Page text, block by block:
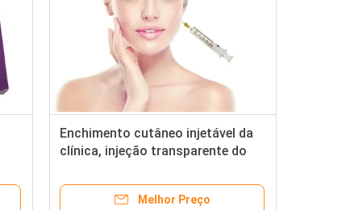
Enchimento cutâneo injetável da
clínica, injeção transparente do
Melhor Preço